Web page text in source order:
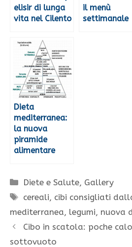
elisir di lunga
vita nel Cilento
il menù
settimanale
Dieta
mediterranea:
la nuova
piramide
alimentare
Categorie
Diete e Salute, Gallery
Tag
cereali, cibi consigliati
mediterranea, legumi, nuova
Cibo in scatola: poche
sottovuoto